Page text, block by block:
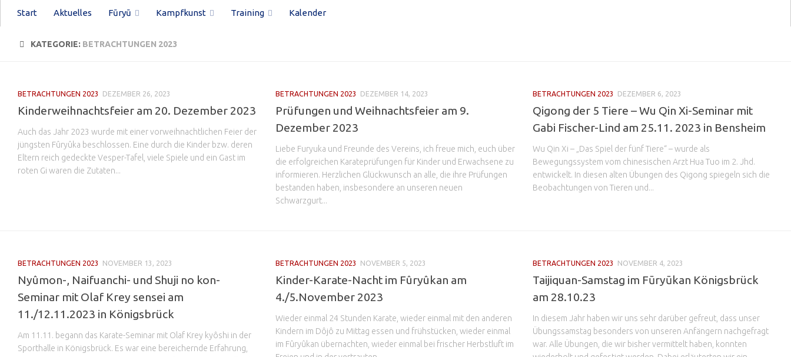
Start Aktuelles Fūryū Kampfkunst Training Kalender
KATEGORIE: BETRACHTUNGEN 2023
BETRACHTUNGEN 2023 DEZEMBER 26, 2023
Kinderweihnachtsfeier am 20. Dezember 2023
Auch das Jahr 2023 wurde mit einer vorweihnachtlichen Feier der
jüngsten Fûryûka beschlossen. Eine durch die Kinder bzw. deren
Eltern reich gedeckte Vesper-Tafel, viele Spiele und ein Gast im
roten Gi waren die Zutaten...
BETRACHTUNGEN 2023 DEZEMBER 14, 2023
Prüfungen und Weihnachtsfeier am 9.
Dezember 2023
Liebe Furyuka und Freunde des Vereins, ich freue mich, euch über
die erfolgreichen Karateprüfungen für Kinder und Erwachsene zu
informieren. Herzlichen Glückwunsch an alle, die ihre Prüfungen
bestanden haben, insbesondere an unseren neuen
Schwarzgurt...
BETRACHTUNGEN 2023 DEZEMBER 6, 2023
Qigong der 5 Tiere – Wu Qin Xi-Seminar mit
Gabi Fischer-Lind am 25.11. 2023 in Bensheim
Wu Qin Xi – „Das Spiel der fünf Tiere“ – wurde als
Bewegungssystem vom chinesischen Arzt Hua Tuo im 2. Jhd.
entwickelt. In diesen alten Übungen des Qigong spiegeln sich die
Beobachtungen von Tieren und...
BETRACHTUNGEN 2023 NOVEMBER 13, 2023
Nyûmon-, Naifuanchi- und Shuji no kon-
Seminar mit Olaf Krey sensei am
11./12.11.2023 in Königsbrück
Am 11.11. begann das Karate-Seminar mit Olaf Krey kyôshi in der
Sporthalle in Königsbrück. Es war eine bereichernde Erfahrung,
BETRACHTUNGEN 2023 NOVEMBER 5, 2023
Kinder-Karate-Nacht im Fûryûkan am
4./5.November 2023
Wieder einmal 24 Stunden Karate, wieder einmal mit den anderen
Kindern im Dôjô zu Mittag essen und frühstücken, wieder einmal
im Fûryûkan übernachten, wieder einmal bei frischer Herbstluft im
BETRACHTUNGEN 2023 NOVEMBER 4, 2023
Taijiquan-Samstag im Fūryūkan Königsbrück
am 28.10.23
In diesem Jahr haben wir uns sehr darüber gefreut, dass unser
Übungssamstag besonders von unseren Anfängern nachgefragt
war. Alle Übungen, die wir bisher vermittelt haben, konnten